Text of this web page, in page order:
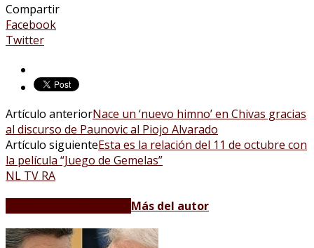
Compartir
Facebook
Twitter
Artículo anteriorNace un ‘nuevo himno’ en Chivas gracias
al discurso de Paunovic al Piojo Alvarado
Artículo siguienteEsta es la relación del 11 de octubre con
la película “Juego de Gemelas”
NL TV RA
Más del autor